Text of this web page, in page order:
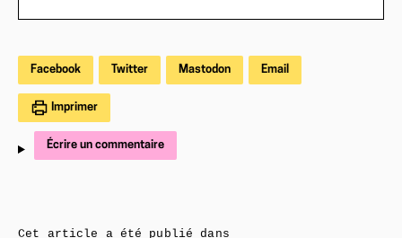
Facebook Twitter Mastodon Email
Imprimer
Écrire un commentaire
Cet article a été publié dans